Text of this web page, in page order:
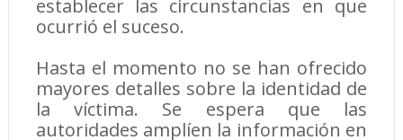
establecer las circunstancias en que
ocurrió el suceso.
Hasta el momento no se han ofrecido
mayores detalles sobre la identidad de
la víctima. Se espera que las
autoridades amplíen la información en